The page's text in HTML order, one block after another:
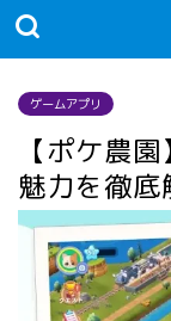
ゲームアプリ
【ポケ農
魅力を徹底